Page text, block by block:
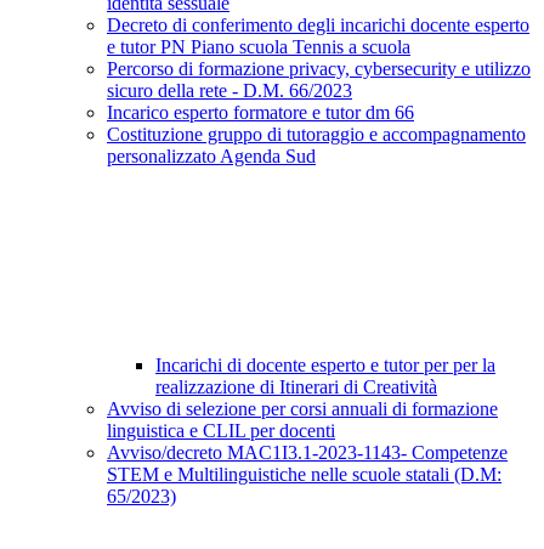
Decreto di conferimento degli incarichi docente esperto
e tutor PN Piano scuola Tennis a scuola
Percorso di formazione privacy, cybersecurity e utilizzo
sicuro della rete - D.M. 66/2023
Incarico esperto formatore e tutor dm 66
Costituzione gruppo di tutoraggio e accompagnamento
personalizzato Agenda Sud
Incarichi di docente esperto e tutor per per la
realizzazione di Itinerari di Creatività
Avviso di selezione per corsi annuali di formazione
linguistica e CLIL per docenti
Avviso/decreto MAC1I3.1-2023-1143- Competenze
STEM e Multilinguistiche nelle scuole statali (D.M:
65/2023)